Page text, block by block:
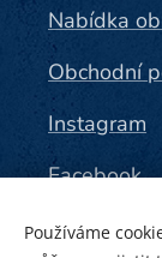
Nabídka
Obchodní
Instagram
Facebook
Používáme